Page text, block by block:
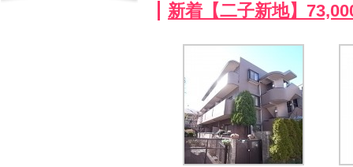
新着【二子新地】